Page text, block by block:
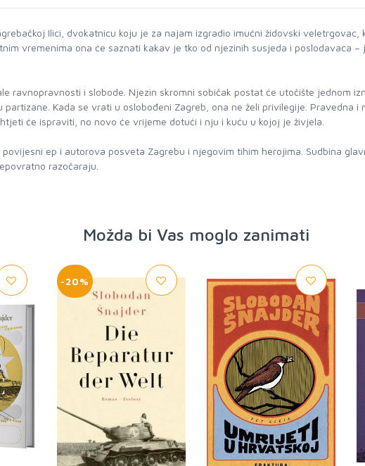
Ilici, dvokatnicu koju je za najam izgradio imućni židovski
vremenima ona će saznati kakav je tko od njezinih susjeda i poslodavaca
ravnopravnosti i slobode. Njezin skromni sobičak postat će utočište jednom
Kada se vrati u oslobođeni Zagreb, ona ne želi privilegije.
će ispraviti, no novo će vrijeme dotući i nju i kuću u kojoj je živjela.
ep i autorova posveta Zagrebu i njegovim tihim herojima. Sudbina
razočaraju.
Možda bi Vas moglo zanimati
-20%